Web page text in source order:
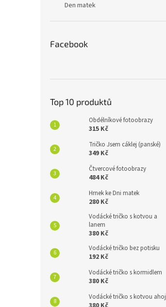
Den matek
Facebook
Top 10 produktů
Obdélníkové fotoobrazy
315 Kč
Tričko Jsem cáklej (panské)
349 Kč
Čtvercové fotoobrazy
484 Kč
Hrnek ke Dni matek
280 Kč
Vodácké tričko s kotvou a
lanem
380 Kč
Vodácké tričko bez potisku
192 Kč
Vodácké tričko s kormidlem
380 Kč
Vodácké tričko s kotvou ahoj